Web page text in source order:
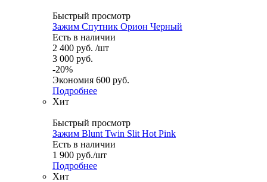
Быстрый просмотр
Зажим Спутник Орион Черный
Есть в наличии
2 400 руб. /шт
3 000 руб.
-20%
Экономия 600 руб.
Подробнее
Хит
Быстрый просмотр
Зажим Blunt Twin Slit Hot Pink
Есть в наличии
1 900 руб./шт
Подробнее
Хит